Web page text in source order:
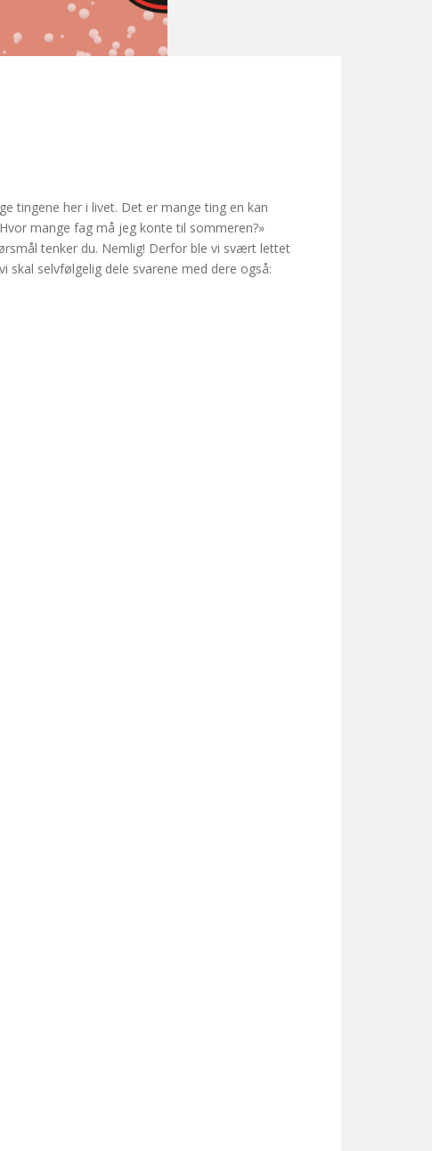
tingene her i livet. Det er mange ting en kan
mange fag må jeg konte til sommeren?»
tenker du. Nemlig! Derfor ble vi svært lettet
selvfølgelig dele svarene med dere også: